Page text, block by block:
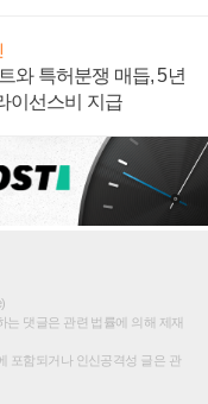
와 특허분쟁 매듭, 5년
이선스비 지급
는 댓글은 관련 법률에 의해 제재
포함되거나 인신공격성 글은 관